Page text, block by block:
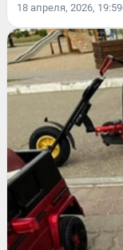
18 апреля, 2026, 19:59